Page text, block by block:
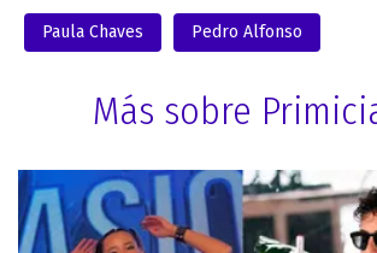
Paula Chaves Pedro Alfonso
Más sobre